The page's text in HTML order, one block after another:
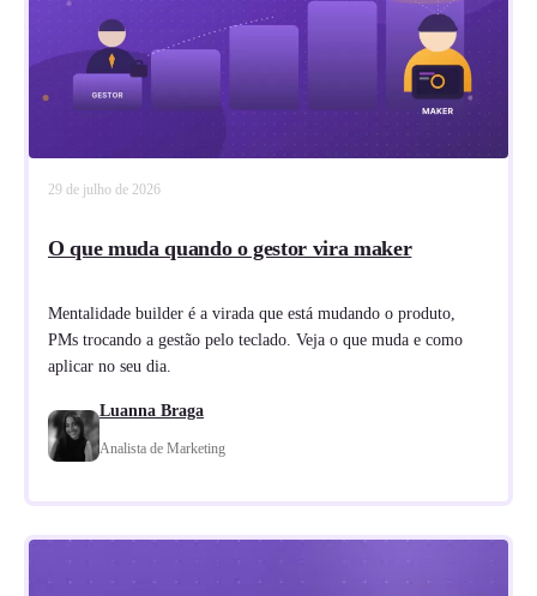
29 de julho de 2026
O que muda quando o gestor vira maker
Mentalidade builder é a virada que está mudando o produto,
PMs trocando a gestão pelo teclado. Veja o que muda e como
aplicar no seu dia.
Luanna Braga
Analista de Marketing